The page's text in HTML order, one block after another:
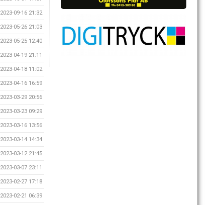
2023-09-16 21:32
2023-05-26 21:03
2023-05-25 12:40
2023-04-19 21:11
2023-04-18 11:02
2023-04-16 16:59
2023-03-29 20:56
2023-03-23 09:29
2023-03-16 13:56
2023-03-14 14:34
2023-03-12 21:45
2023-03-07 23:11
2023-02-27 17:18
2023-02-21 06:39